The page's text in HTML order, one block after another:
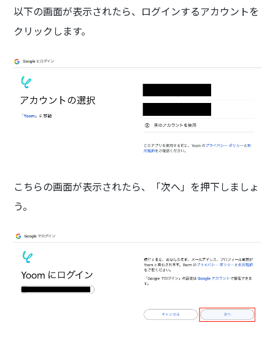
以下の画面が表示されたら、ログインするアカウントを
クリックします。
こちらの画面が表示されたら、「次へ」を押下しましょ
う。